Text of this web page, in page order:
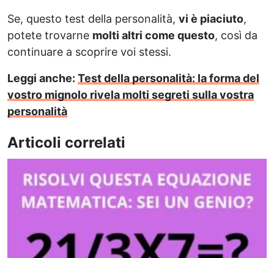
Se, questo test della personalità, vi è piaciuto,
potete trovarne molti altri come questo, così da
continuare a scoprire voi stessi.
Leggi anche: Test della personalità: la forma del
vostro mignolo rivela molti segreti sulla vostra
personalità
Articoli correlati